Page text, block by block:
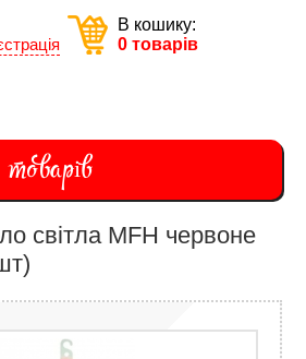
В кошику:
0 товарів
світла MFH червоне